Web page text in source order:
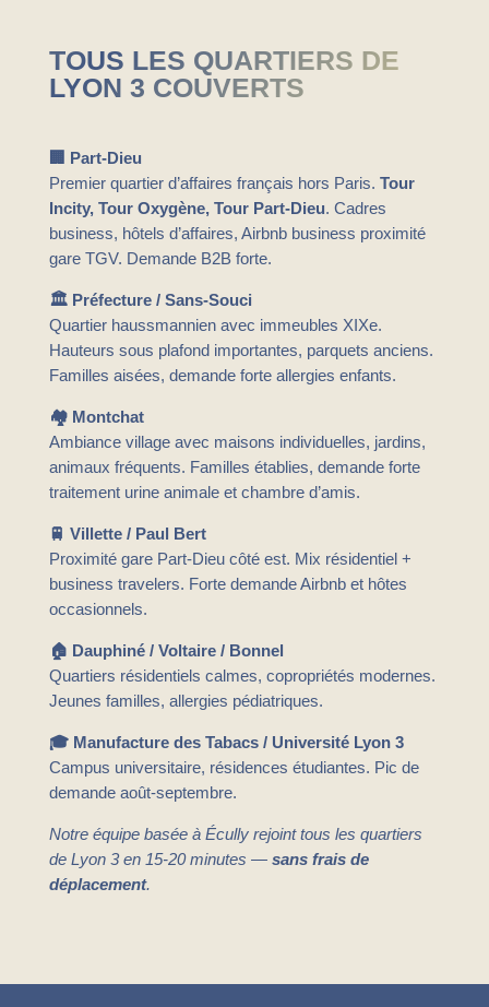
TOUS LES QUARTIERS DE
LYON 3 COUVERTS
🏢 Part-Dieu
Premier quartier d’affaires français hors Paris. Tour
Incity, Tour Oxygène, Tour Part-Dieu. Cadres
business, hôtels d’affaires, Airbnb business proximité
gare TGV. Demande B2B forte.
🏛️ Préfecture / Sans-Souci
Quartier haussmannien avec immeubles XIXe.
Hauteurs sous plafond importantes, parquets anciens.
Familles aisées, demande forte allergies enfants.
🏘️ Montchat
Ambiance village avec maisons individuelles, jardins,
animaux fréquents. Familles établies, demande forte
traitement urine animale et chambre d’amis.
🚆 Villette / Paul Bert
Proximité gare Part-Dieu côté est. Mix résidentiel +
business travelers. Forte demande Airbnb et hôtes
occasionnels.
🏠 Dauphiné / Voltaire / Bonnel
Quartiers résidentiels calmes, copropriétés modernes.
Jeunes familles, allergies pédiatriques.
🎓 Manufacture des Tabacs / Université Lyon 3
Campus universitaire, résidences étudiantes. Pic de
demande août-septembre.
Notre équipe basée à Écully rejoint tous les quartiers
de Lyon 3 en 15-20 minutes — sans frais de
déplacement.